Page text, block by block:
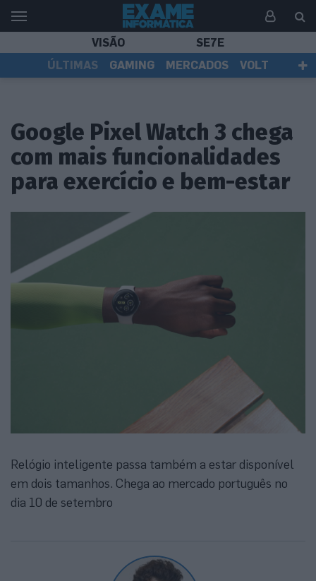
VISÃO
SE7E
ÚLTIMAS
GAMING MERCADOS
VOLT
Google Pixel Watch 3 chega
com mais funcionalidades
para exercício e bem-estar
Relógio inteligente passa também a estar disponível
em dois tamanhos. Chega ao mercado português no
dia 10 de setembro